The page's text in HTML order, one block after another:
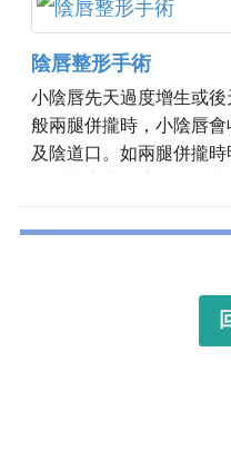
陰唇整形手術
小陰唇先天過度增生或
般兩腿併攏時，小陰唇
及陰道口。如兩腿併攏
坐時，會因磨擦造成...